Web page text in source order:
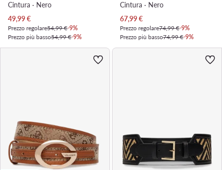
Cintura · Nero
Prezzo attuale
49,99€
Prezzo regolare54,99 €-9%
Prezzo più basso54,99 €-9%
Cintura · Nero
Prezzo attuale
67,99€
Prezzo regolare74,99 €-9%
Prezzo più basso74,99 €-9%